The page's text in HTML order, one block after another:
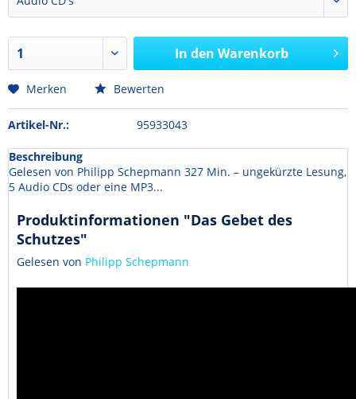
In den Warenkorb
Merken Bewerten
Artikel-Nr.: 95933043
Beschreibung
Gelesen von Philipp Schepmann 327 Min. – ungekürzte Lesung,
5 Audio CDs oder eine MP3...
Produktinformationen "Das Gebet des
Schutzes"
Gelesen von Philipp Schepmann